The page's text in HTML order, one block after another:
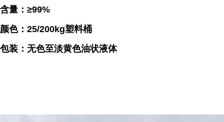
含量：≥99%
颜色：25/200kg塑料桶
包装：无色至淡黄色油状液体